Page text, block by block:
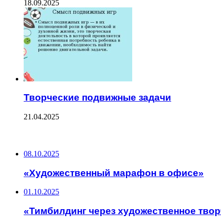
18.09.2025
Творческие подвижные задачи
21.04.2025
08.10.2025
«Художественный марафон в офисе»
01.10.2025
«Тимбилдинг через художественное